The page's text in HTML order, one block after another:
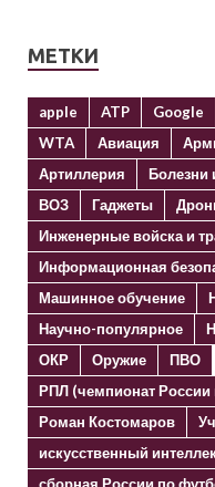
МЕТКИ
apple ATP Google
WTA
Авиация
Артиллерия
Болезни
ВОЗ
Гаджеты
Инженерные войска и
Информационная
Машинное обучение
Научно-популярное
ОКР
Оружие
ПВО
РПЛ (чемпионат России
Роман Костомаров
искусственный